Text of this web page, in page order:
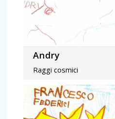
Andry
Raggi cosmici